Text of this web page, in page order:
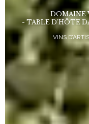
DOMAINE
- TABLE D’HÔTE
VINS